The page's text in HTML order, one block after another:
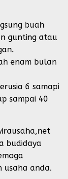
buah
gunting atau
enam bulan
6 samapi
sampai 40
budidaya
usaha anda.